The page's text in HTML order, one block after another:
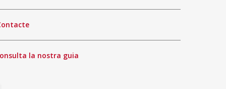
la nostra guia